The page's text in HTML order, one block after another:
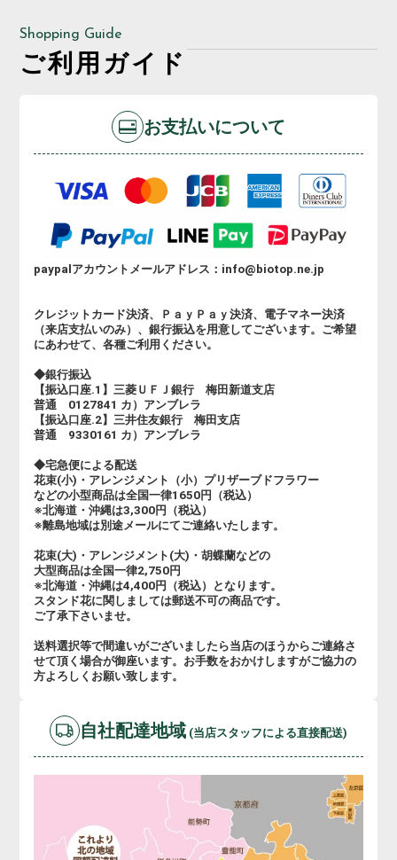
Shopping Guide
ご利用ガイド
お支払いについて
paypalアカウントメールアドレス：info@biotop.ne.jp
クレジットカード決済、ＰａｙＰａｙ決済、電子マネー決済
（来店支払いのみ）、銀行振込を用意してございます。ご希望
にあわせて、各種ご利用ください。
◆銀行振込
【振込口座.1】三菱ＵＦＪ銀行 梅田新道支店
普通 0127841 カ）アンブレラ
【振込口座.2】三井住友銀行 梅田支店
普通 9330161 カ）アンブレラ
◆宅急便による配送
花束(小)・アレンジメント（小）プリザーブドフラワー
などの小型商品は全国一律1650円（税込）
※北海道・沖縄は3,300円（税込）
※離島地域は別途メールにてご連絡いたします。
花束(大)・アレンジメント(大)・胡蝶蘭などの
大型商品は全国一律2,750円
※北海道・沖縄は4,400円（税込）となります。
スタンド花に関しましては郵送不可の商品です。
ご了承下さいませ。
送料選択等で間違いがございましたら当店のほうからご連絡さ
せて頂く場合が御座います。お手数をおかけしますがご協力の
方よろしくお願い致します。
自社配達地域 (当店スタッフによる直接配送)